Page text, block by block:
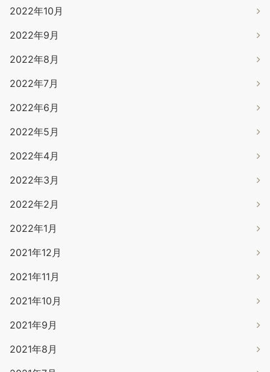
2022年10月
2022年9月
2022年8月
2022年7月
2022年6月
2022年5月
2022年4月
2022年3月
2022年2月
2022年1月
2021年12月
2021年11月
2021年10月
2021年9月
2021年8月